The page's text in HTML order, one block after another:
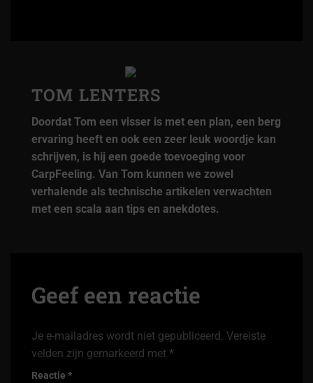
TOM LENTERS
Doordat Tom een visser is met een plan, een berg
ervaring heeft en ook een zeer leuk woordje kan
schrijven, is hij een goede toevoeging voor
CarpFeeling. Van Tom kunnen we zowel
verhalende als technische artikelen verwachten
met een scala aan tips en anekdotes.
Geef een reactie
Je e-mailadres wordt niet gepubliceerd. Vereiste
velden zijn gemarkeerd met *
Reactie *